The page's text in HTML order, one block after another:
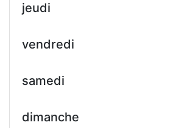
jeudi
vendredi
samedi
dimanche